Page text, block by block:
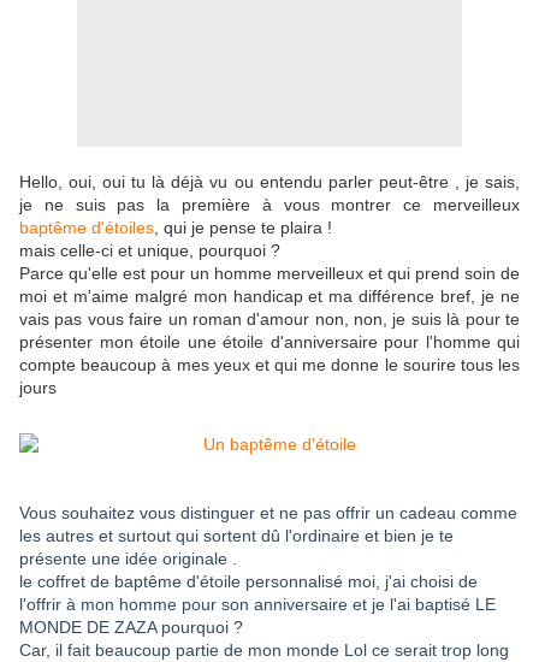
Hello, oui, oui tu là déjà vu ou entendu parler peut-être , je sais,
je ne suis pas la première à vous montrer ce merveilleux
baptême d'étoiles , qui je pense te plaira !
mais celle-ci et unique, pourquoi ?
Parce qu'elle est pour un homme merveilleux et qui prend soin de
moi et m'aime malgré mon handicap et ma différence bref, je ne
vais pas vous faire un roman d'amour non, non, je suis là pour te
présenter mon étoile une étoile d'anniversaire pour l'homme qui
compte beaucoup à mes yeux et qui me donne le sourire tous les
jours
Vous souhaitez vous distinguer et ne pas offrir un cadeau comme
les autres et surtout qui sortent dû l'ordinaire et bien je te
présente une idée originale .
le coffret de baptême d'étoile personnalisé moi, j'ai choisi de
l'offrir à mon homme pour son anniversaire et je l'ai baptisé LE
MONDE DE ZAZA pourquoi ?
Car, il fait beaucoup partie de mon monde Lol ce serait trop long